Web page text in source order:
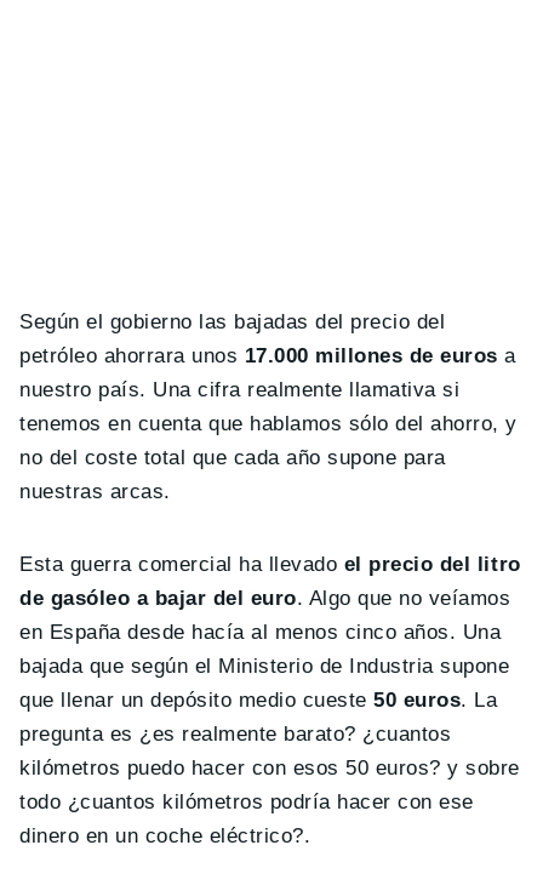
Según el gobierno las bajadas del precio del
petróleo ahorrara unos 17.000 millones de euros a
nuestro país. Una cifra realmente llamativa si
tenemos en cuenta que hablamos sólo del ahorro, y
no del coste total que cada año supone para
nuestras arcas.
Esta guerra comercial ha llevado el precio del litro
de gasóleo a bajar del euro. Algo que no veíamos
en España desde hacía al menos cinco años. Una
bajada que según el Ministerio de Industria supone
que llenar un depósito medio cueste50 euros. La
pregunta es ¿es realmente barato? ¿cuantos
kilómetros puedo hacer con esos 50 euros? y sobre
todo ¿cuantos kilómetros podría hacer con ese
dinero en un coche eléctrico?.